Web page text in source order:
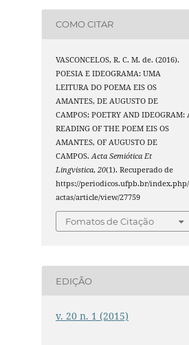
COMO CITAR
VASCONCELOS, R. C. M. de. (2016).
POESIA E IDEOGRAMA: UMA
LEITURA DO POEMA EIS OS
AMANTES, DE AUGUSTO DE
CAMPOS; POETRY AND IDEOGRAM:
READING OF THE POEM EIS OS
AMANTES, OF AUGUSTO DE
CAMPOS.Acta Semiótica Et
Lingvistica,20(1). Recuperado de
https://periodicos.ufpb.br/index.php/
actas/article/view/27759
Fomatos de Citação
EDIÇÃO
v. 20 n. 1 (2015)